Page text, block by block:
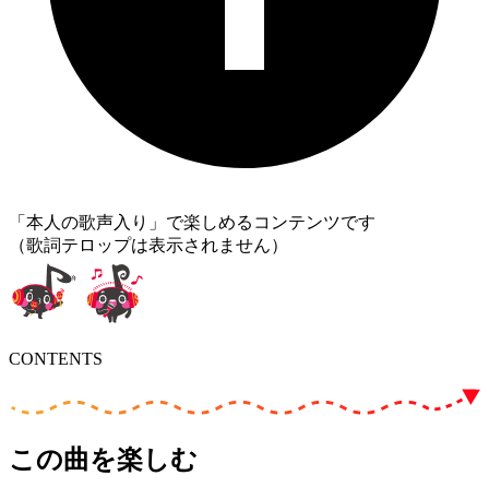
「本人の歌声入り」で楽しめるコンテンツです
（歌詞テロップは表示されません）
CONTENTS
この曲を楽しむ